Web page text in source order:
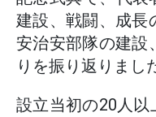
建設、戦闘、成長
安治安部隊の建設
りを振り返りまし
設立当初の20人以